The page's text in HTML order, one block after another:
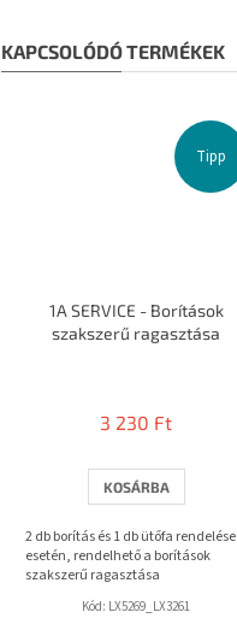
KAPCSOLÓDÓ TERMÉKEK
Tipp
1A SERVICE - Borítások
szakszerű ragasztása
átlagos
értékelése
ből
3,7
csillag.
3 230 Ft
KOSÁRBA
2 db borítás és 1 db ütőfa rendelése
esetén, rendelhető a borítások
szakszerű ragasztása
Kód: LX5269_LX3261